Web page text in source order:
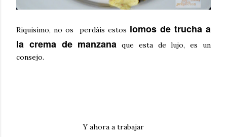
Riquisimo, no os perdáis estos lomos de trucha a
la crema de manzana que esta de lujo, es un
consejo.
Y ahora a trabajar